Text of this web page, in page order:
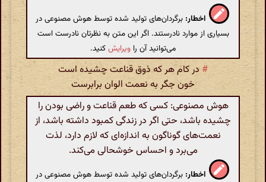
اخطار: برگردان‌های تولید شده توسط هوش مصنوعی در
بسیاری از موارد نادرستند. اگر این متن به نظرتان نادرست است
می‌توانید آن را ویرایشکنید.
#در کام هر که ذوق قناعت چشیده است
خون جگر به نعمت الوان برابرست
هوش مصنوعی: کسی که طعم قناعت و راضی بودن را
چشیده باشد، حتی اگر در زندگی کمبود داشته باشد، از
نعمت‌های گوناگون به اندازه‌ای که لازم دارد، لذت
می‌برد و احساس خوشحالی می‌کند.
اخطار: برگردان‌های تولید شده توسط هوش مصنوعی در